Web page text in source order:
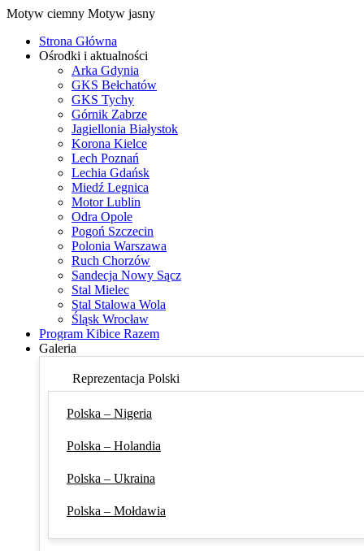
Motyw ciemny Motyw jasny
Strona Główna
Ośrodki i aktualności
Arka Gdynia
GKS Bełchatów
GKS Tychy
Górnik Zabrze
Jagiellonia Białystok
Korona Kielce
Lech Poznań
Lechia Gdańsk
Miedź Legnica
Motor Lublin
Odra Opole
Pogoń Szczecin
Polonia Warszawa
Ruch Chorzów
Sandecja Nowy Sącz
Stal Mielec
Stal Stalowa Wola
Śląsk Wrocław
Program Kibice Razem
Galeria
Reprezentacja Polski
Polska – Nigeria
Polska – Holandia
Polska – Ukraina
Polska – Mołdawia